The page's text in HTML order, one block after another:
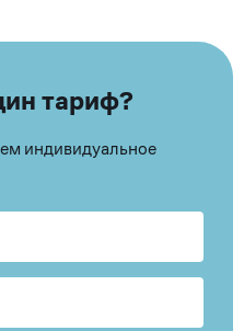
тариф?
индивидуальное